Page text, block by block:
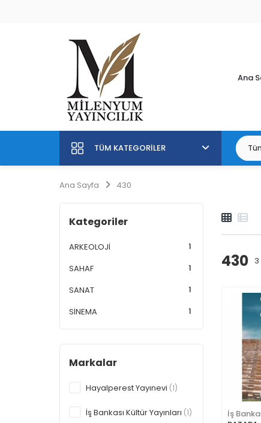
Ana
TÜM KATEGORILER
Ana Sayfa 430
430 3
İş
Kategoriler
ARKEOLOJİ 1
SAHAF 1
SANAT 1
SİNEMA 1
Markalar
Hayalperest Yayınevi (1)
İş Bankası Kültür Yayınları (1)